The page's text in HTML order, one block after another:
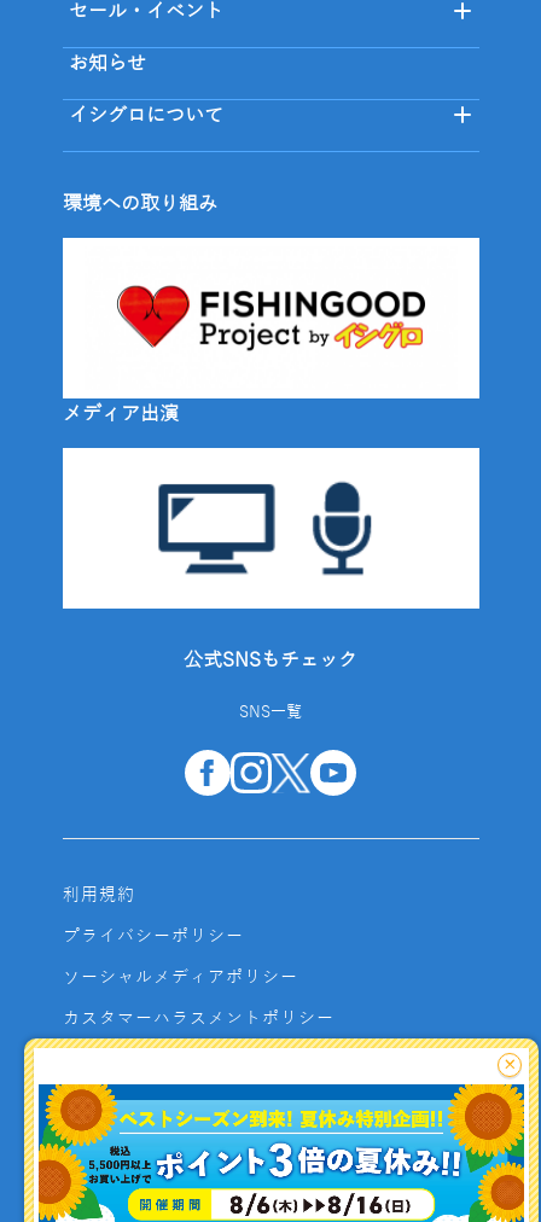
セール・イベント
お知らせ
イシグロについて
環境への取り組み
メディア出演
公式SNSもチェック
SNS一覧
利用規約
プライバシーポリシー
ソーシャルメディアポリシー
カスタマーハラスメントポリシー
よくあるご質問
お問い合わせ
利用者資金の保全方法
×